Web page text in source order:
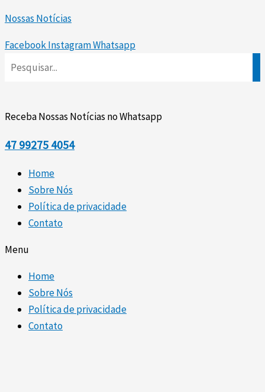
para
o
Nossas Notícias
FacebookInstagramWhatsapp
Receba Nossas Notícias no Whatsapp
47 99275 4054
Home
Sobre Nós
Política de privacidade
Contato
Menu
Home
Sobre Nós
Política de privacidade
Contato
Up